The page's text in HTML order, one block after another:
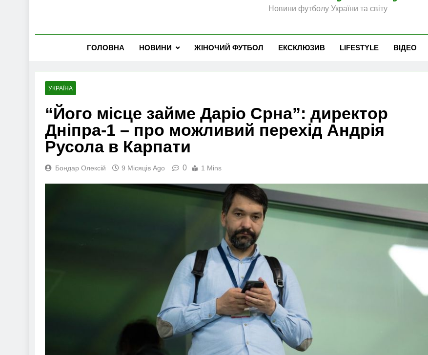
Новини футболу України та світу
ГОЛОВНА НОВИНИ ЖІНОЧИЙ ФУТБОЛ ЕКСКЛЮЗИВ LIFESTYLE ВІДЕО
УКРАЇНА
“Його місце займе Даріо Срна”: директор
Дніпра-1 – про можливий перехід Андрія
Русола в Карпати
Бондар Олексій 9 Місяців Ago 0 1 Mins